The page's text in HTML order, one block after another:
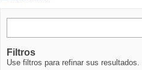
Filtros
Use filtros para refinar sus resultados.